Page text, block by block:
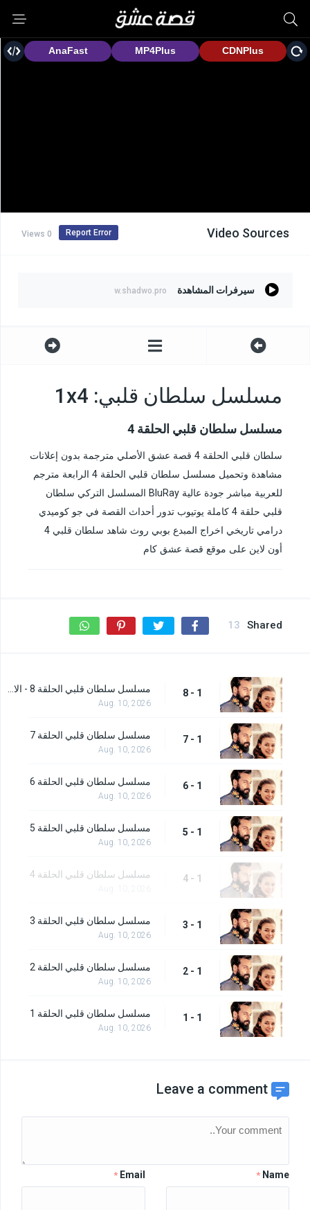
Video Sources
0 Views Report Error
سيرفرات المشاهدة w.shadwo.pro
مسلسل سلطان قلبي: 1x4
مسلسل سلطان قلبي الحلقة 4
سلطان قلبي الحلقة 4 قصة عشق الأصلي مترجمة بدون إعلانات
مشاهدة وتحميل مسلسل سلطان قلبي الحلقة 4 الرابعة مترجم
للعربية مباشر جودة عالية BluRay المسلسل التركي سلطان
قلبي حلقة 4 كاملة يوتيوب تدور أحداث القصة في جو كوميدي
درامي تاريخي اخراج المبدع بوبي روث شاهد سلطان قلبي 4
أون لاين على موقع قصة عشق كام
Shared
13
1 - 8
Aug. 10, 2026
1 - 7 مسلسل سلطان قلبي الحلقة 7
Aug. 10, 2026
1 - 6 مسلسل سلطان قلبي الحلقة 6
Aug. 10, 2026
1 - 5 مسلسل سلطان قلبي الحلقة 5
Aug. 10, 2026
1 - 4 مسلسل سلطان قلبي الحلقة 4
1 - 3 مسلسل سلطان قلبي الحلقة 3
Aug. 10, 2026
1 - 2 مسلسل سلطان قلبي الحلقة 2
Aug. 10, 2026
1 - 1 مسلسل سلطان قلبي الحلقة 1
Aug. 10, 2026
Leave a comment
Name
*
Email
*